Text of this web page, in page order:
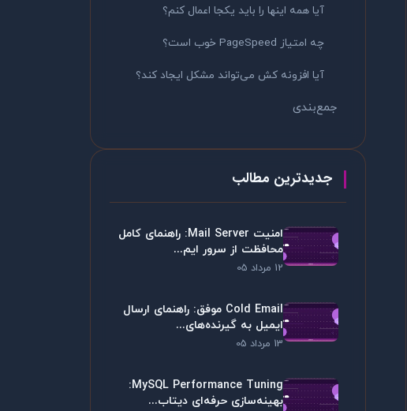
آیا همه اینها را باید یکجا اعمال کنم؟
چه امتیاز PageSpeed خوب است؟
آیا افزونه کش می‌تواند مشکل ایجاد کند؟
جمع‌بندی
جدیدترین مطالب
امنیت Mail Server: راهنمای کامل
محافظت از سرور ایم...
12 مرداد 05
Cold Email موفق: راهنمای ارسال
ایمیل به گیرنده‌های...
13 مرداد 05
MySQL Performance Tuning:
بهینه‌سازی حرفه‌ای دیتاب...